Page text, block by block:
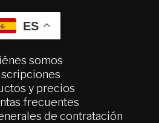
ES
somos
y precios
frecuentes
de contratación